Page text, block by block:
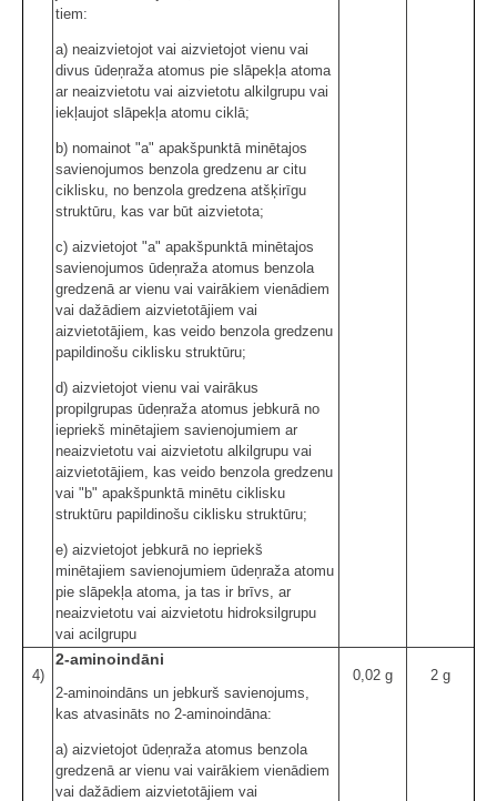
tiem:
a) neaizvietojot vai aizvietojot vienu vai
divus ūdeņraža atomus pie slāpekļa atoma
ar neaizvietotu vai aizvietotu alkilgrupu vai
iekļaujot slāpekļa atomu ciklā;
b) nomainot "a" apakšpunktā minētajos
savienojumos benzola gredzenu ar citu
ciklisku, no benzola gredzena atšķirīgu
struktūru, kas var būt aizvietota;
c) aizvietojot "a" apakšpunktā minētajos
savienojumos ūdeņraža atomus benzola
gredzenā ar vienu vai vairākiem vienādiem
vai dažādiem aizvietotājiem vai
aizvietotājiem, kas veido benzola gredzenu
papildinošu ciklisku struktūru;
d) aizvietojot vienu vai vairākus
propilgrupas ūdeņraža atomus jebkurā no
iepriekš minētajiem savienojumiem ar
neaizvietotu vai aizvietotu alkilgrupu vai
aizvietotājiem, kas veido benzola gredzenu
vai "b" apakšpunktā minētu ciklisku
struktūru papildinošu ciklisku struktūru;
e) aizvietojot jebkurā no iepriekš
minētajiem savienojumiem ūdeņraža atomu
pie slāpekļa atoma, ja tas ir brīvs, ar
neaizvietotu vai aizvietotu hidroksilgrupu
vai acilgrupu
4)
2-aminoindāni
2-aminoindāns un jebkurš savienojums,
kas atvasināts no 2-aminoindāna:
a) aizvietojot ūdeņraža atomus benzola
gredzenā ar vienu vai vairākiem vienādiem
vai dažādiem aizvietotājiem vai
0,02 g 2 g